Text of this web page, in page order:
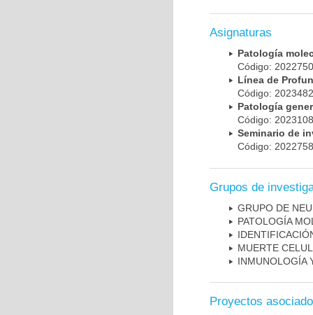
Asignaturas
Patología
Código:
Línea de
Código:
Patología
Código:
Seminario de
Código:
Grupos de
GRUPO DE
PATOLOGÍA
MUERTE
INMUNOLOGÍA
Proyectos